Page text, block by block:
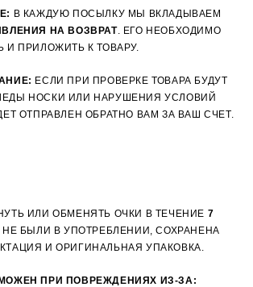
В КАЖДУЮ ПОСЫЛКУ МЫ ВКЛАДЫВАЕМ
НА ВОЗВРАТ. ЕГО НЕОБХОДИМО
И ПРИЛОЖИТЬ К ТОВАРУ.
ЕСЛИ ПРИ ПРОВЕРКЕ ТОВАРА БУДУТ
НОСКИ ИЛИ НАРУШЕНИЯ УСЛОВИЙ
ОТПРАВЛЕН ОБРАТНО ВАМ ЗА ВАШ СЧЕТ.
ИЛИ ОБМЕНЯТЬ ОЧКИ В ТЕЧЕНИЕ 7
БЫЛИ В УПОТРЕБЛЕНИИ, СОХРАНЕНА
И ОРИГИНАЛЬНАЯ УПАКОВКА.
ПРИ ПОВРЕЖДЕНИЯХ ИЗ-ЗА: